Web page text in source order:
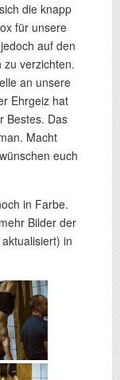
die knapp
für unsere
auf den
zu verzichten.
an unsere
Ehrgeiz hat
Bestes. Das
Macht
euch
in Farbe.
Bilder der
in